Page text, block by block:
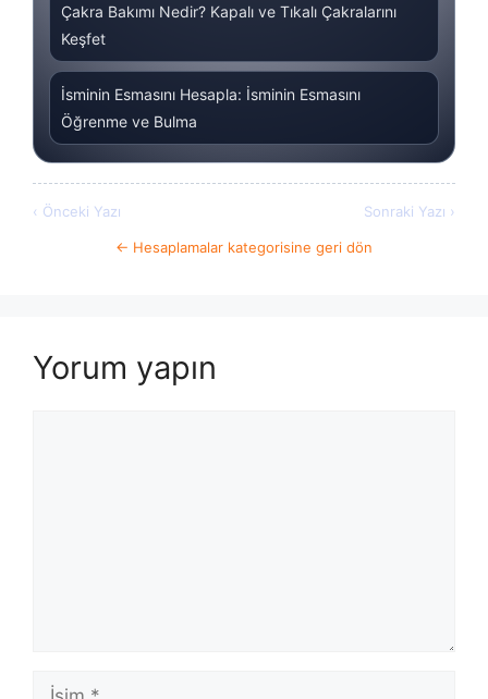
Çakra Bakımı Nedir? Kapalı ve Tıkalı Çakralarını
Keşfet
İsminin Esmasını Hesapla: İsminin Esmasını
Öğrenme ve Bulma
‹ Önceki Yazı Sonraki Yazı ›
← Hesaplamalar kategorisine geri dön
Yorum yapın
İsim